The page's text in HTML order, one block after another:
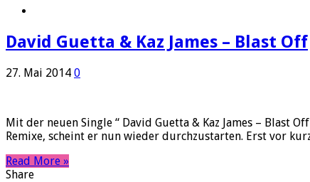
David Guetta & Kaz James – Blast Off
27. Mai 2014 0
Mit der neuen Single “ David Guetta & Kaz James – Blast
Remixe, scheint er nun wieder durchzustarten. Erst vor
Read More »
Share